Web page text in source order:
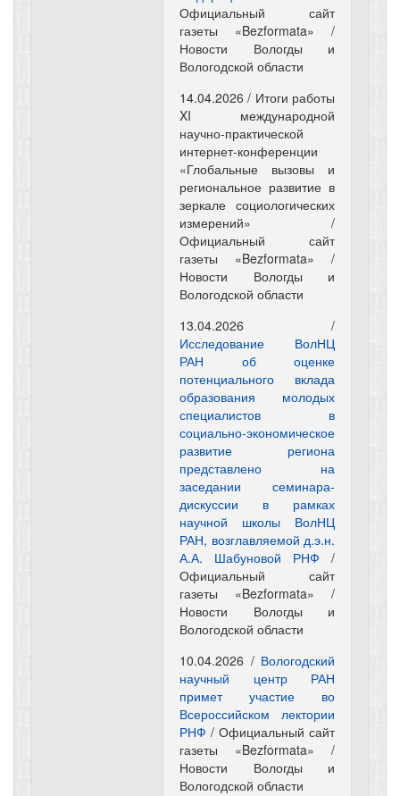
Официальный сайт
газеты «Bezformata» /
Новости Вологды и
Вологодской области
14.04.2026 / Итоги работы
XI международной
научно-практической
интернет-конференции
«Глобальные вызовы и
региональное развитие в
зеркале социологических
измерений» /
Официальный сайт
газеты «Bezformata» /
Новости Вологды и
Вологодской области
13.04.2026 /
Исследование ВолНЦ
РАН об оценке
потенциального вклада
образования молодых
специалистов в
социально-экономическое
развитие региона
представлено на
заседании семинара-
дискуссии в рамках
научной школы ВолНЦ
РАН, возглавляемой д.э.н.
А.А. Шабуновой РНФ /
Официальный сайт
газеты «Bezformata» /
Новости Вологды и
Вологодской области
10.04.2026 / Вологодский
научный центр РАН
примет участие во
Всероссийском лектории
РНФ / Официальный сайт
газеты «Bezformata» /
Новости Вологды и
Вологодской области